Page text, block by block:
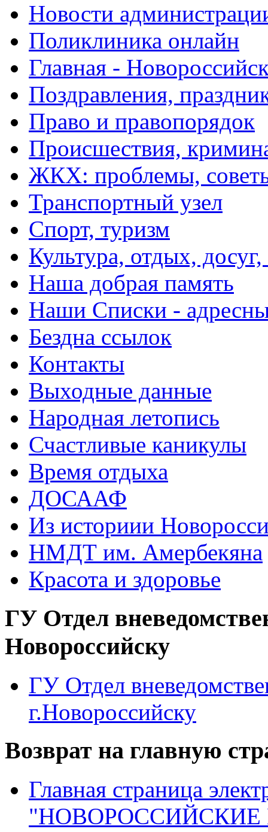
Новости
Поликлиника онлайн
Главная -
Поздравления,
Право и правопорядок
Происшествия,
ЖКХ: проблемы,
Транспортный узел
Спорт, туризм
Культура, отдых,
Наша добрая память
Наши Списки -
Бездна ссылок
Контакты
Выходные данные
Народная летопись
Счастливые каникулы
Время отдыха
ДОСААФ
Из историии
НМДТ им. Амербекяна
Красота и здоровье
ГУ Отдел
Новороссийску
ГУ Отдел
г.Новороссийску
Возврат на главную
Главная страница
"НОВОРОССИЙСКИЕ